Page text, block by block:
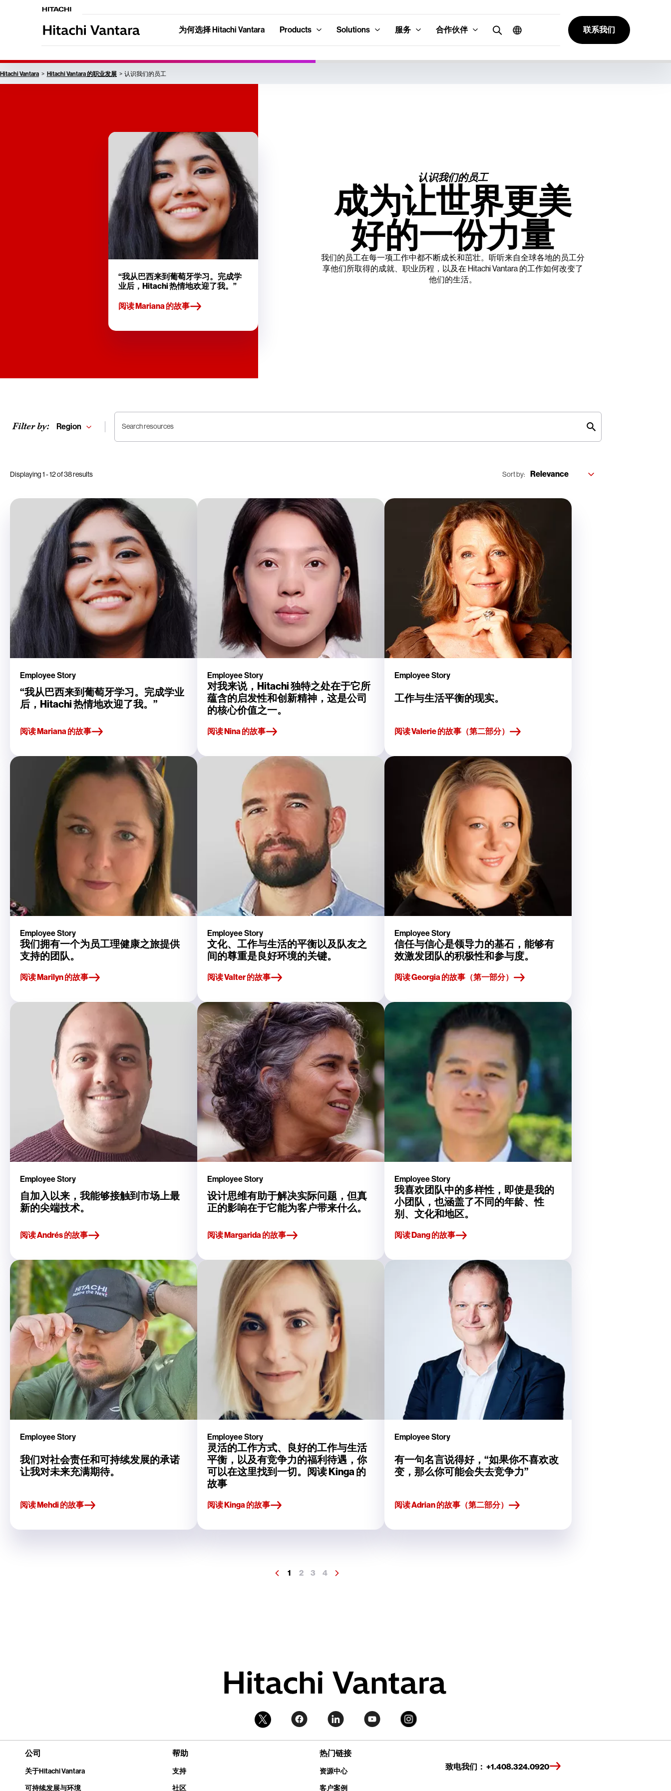
为何选择 Hitachi Vantara Products Solutions 服务 合作伙伴 联系我们
Hitachi Vantara Hitachi Vantara 的职业发展 认识我们的员工
“我从巴西来到葡萄牙学习。完成学
业后，Hitachi 热情地欢迎了我。”
阅读 Mariana 的故事
认识我们的员工
成为让世界更美
好的一份力量
我们的员工在每一项工作中都不断成长和茁壮。听听来自全球各地的员工分
享他们所取得的成就、职业历程，以及在 Hitachi Vantara 的工作如何改变了
他们的生活。
Filter by: Region Search resources
Displaying1-12of38results Sort by:
Employee Story
“我从巴西来到葡萄牙学习。完成学业
后，Hitachi 热情地欢迎了我。”
阅读 Mariana 的故事
Employee Story
对我来说，Hitachi 独特之处在于它所
蕴含的启发性和创新精神，这是公司
的核心价值之一。
阅读 Nina 的故事
Employee Story
工作与生活平衡的现实。
阅读 Valerie 的故事（第二部分）
Employee Story
我们拥有一个为员工理健康之旅提供
支持的团队。
阅读 Marilyn 的故事
Employee Story
文化、工作与生活的平衡以及队友之
间的尊重是良好环境的关键。
阅读 Valter 的故事
Employee Story
信任与信心是领导力的基石，能够有
效激发团队的积极性和参与度。
阅读 Georgia 的故事（第一部分）
Employee Story
自加入以来，我能够接触到市场上最
新的尖端技术。
阅读 Andrés 的故事
Employee Story
设计思维有助于解决实际问题，但真
正的影响在于它能为客户带来什么。
阅读 Margarida 的故事
Employee Story
我喜欢团队中的多样性，即使是我的
小团队，也涵盖了不同的年龄、性
别、文化和地区。
阅读 Dang 的故事
Employee Story
我们对社会责任和可持续发展的承诺
让我对未来充满期待。
阅读 Mehdi 的故事
Employee Story
灵活的工作方式、良好的工作与生活
平衡，以及有竞争力的福利待遇，你
可以在这里找到一切。阅读 Kinga 的
故事
阅读 Kinga 的故事
Employee Story
有一句名言说得好，“如果你不喜欢改
变，那么你可能会失去竞争力”
阅读 Adrian 的故事（第二部分）
1 2 3 4
公司
关于Hitachi Vantara
可持续发展与环境
帮助
支持
社区
热门链接
资源中心
客户案例
致电我们： +1.408.324.0920